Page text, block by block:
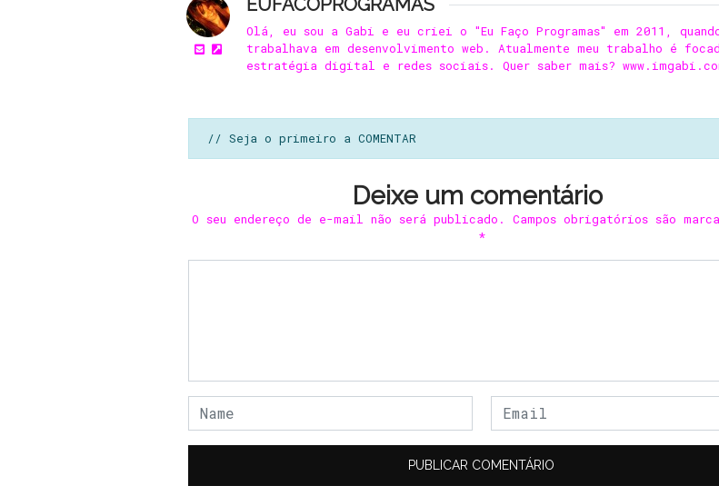
EUFACOPROGRAMAS
Olá, eu sou a Gabi e eu criei o "Eu Faço Programas" em 2011,
trabalhava em desenvolvimento web. Atualmente meu trabalho é
estratégia digital e redes sociais. Quer saber mais?
// Seja o primeiro a COMENTAR
Deixe um comentário
O seu endereço de e-mail não será publicado.
Campos obrigatórios são
*